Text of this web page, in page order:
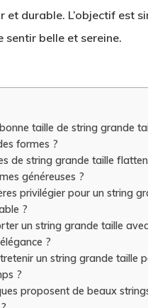
durable. L’objectif est
sentir belle et sereine.
taille de string grande
formes ?
de string grande taille
généreuses ?
privilégier pour un string
?
un string grande taille avec
?
un string grande taille
?
proposent de beaux